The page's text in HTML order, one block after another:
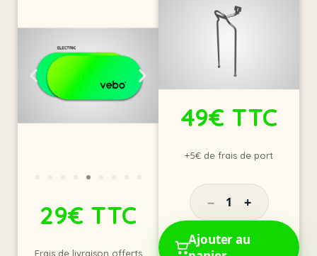
29€ TTC
Frais de livraison offerts
49€ TTC
+5€ de frais de port
− 1 +
Ajouter au